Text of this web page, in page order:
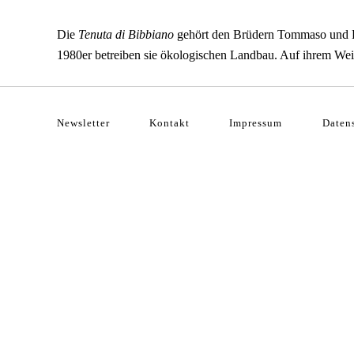
Die Tenuta di Bibbiano gehört den Brüdern Tommaso
1980er betreiben sie ökologischen Landbau. Auf ihrem
Newsletter Kontakt Impressum